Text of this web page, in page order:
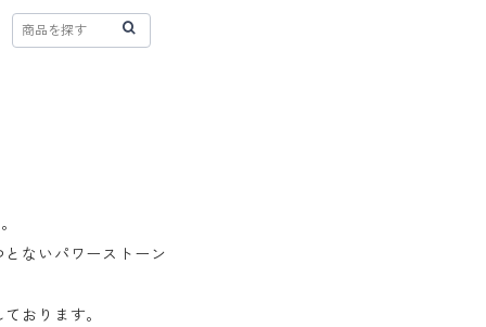
ないパワーストーン
おります。